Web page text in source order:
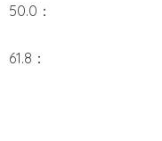
50.0：
61.8：